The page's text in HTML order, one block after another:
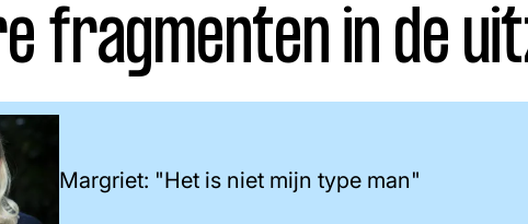
fragmenten in de
Margriet: "Het is niet mijn type man"